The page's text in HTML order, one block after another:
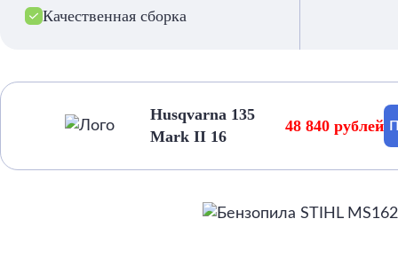
Качественная сборка
Husqvarna 135
Mark II 16
48 840 рублей